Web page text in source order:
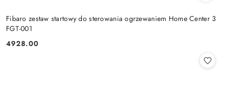
Fibaro zestaw startowy do sterowania ogrzewaniem Home Center 3
FGT-001
Cena:
4928.00